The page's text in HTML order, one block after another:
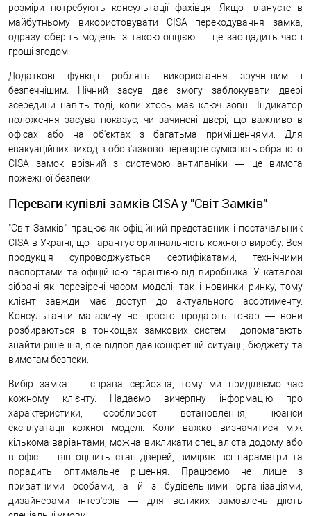
розміри потребують консультації фахівця. Якщо плануєте в
майбутньому використовувати CISA перекодування замка,
одразу оберіть модель із такою опцією — це заощадить час і
гроші згодом.
Додаткові функції роблять використання зручнішим і
безпечнішим. Нічний засув дає змогу заблокувати двері
зсередини навіть тоді, коли хтось має ключ зовні. Індикатор
положення засува показує, чи зачинені двері, що важливо в
офісах або на об'єктах з багатьма приміщеннями. Для
евакуаційних виходів обов'язково перевірте сумісність обраного
CISA замок врізний з системою антипаніки — це вимога
пожежної безпеки.
Переваги купівлі замків CISA у "Світ Замків"
"Світ Замків" працює як офіційний представник і постачальник
CISA в Україні, що гарантує оригінальність кожного виробу. Вся
продукція супроводжується сертифікатами, технічними
паспортами та офіційною гарантією від виробника. У каталозі
зібрані як перевірені часом моделі, так і новинки ринку, тому
клієнт завжди має доступ до актуального асортименту.
Консультанти магазину не просто продають товар — вони
розбираються в тонкощах замкових систем і допомагають
знайти рішення, яке відповідає конкретній ситуації, бюджету та
вимогам безпеки.
Вибір замка — справа серйозна, тому ми приділяємо час
кожному клієнту. Надаємо вичерпну інформацію про
характеристики, особливості встановлення, нюанси
експлуатації кожної моделі. Коли важко визначитися між
кількома варіантами, можна викликати спеціаліста додому або
в офіс — він оцінить стан дверей, виміряє всі параметри та
порадить оптимальне рішення. Працюємо не лише з
приватними особами, а й з будівельними організаціями,
дизайнерами інтер'єрів — для великих замовлень діють